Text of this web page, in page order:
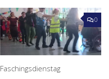
0
Faschingsdienstag